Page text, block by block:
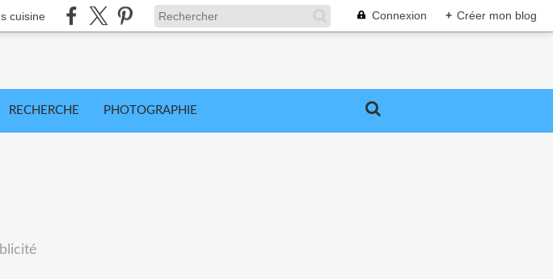
cuisine Connexion + Créer mon blog
RECHERCHE PHOTOGRAPHIE